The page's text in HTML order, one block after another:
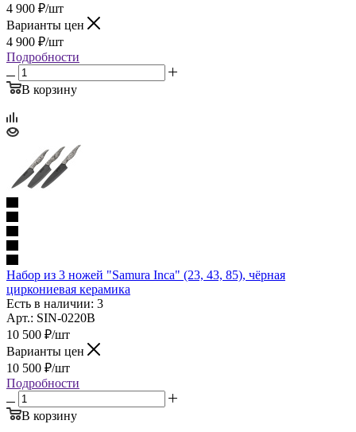
4 900 ₽/шт
Варианты цен
4 900 ₽/шт
Подробности
В корзину
Набор из 3 ножей "Samura Inca" (23, 43, 85), чёрная
циркониевая керамика
Есть в наличии: 3
Арт.: SIN-0220B
10 500 ₽/шт
Варианты цен
10 500 ₽/шт
Подробности
В корзину